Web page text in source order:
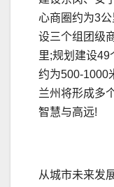
心商圈约为3
设三个组团级
里;规划建设
约为500-1000
兰州将形成多
智慧与高远!
从城市未来发